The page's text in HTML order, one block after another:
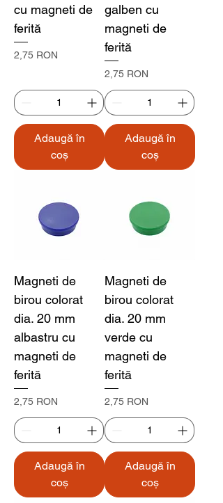
cu magneti de
ferită
Preț
2,75 RON
Adaugă în
coș
galben cu
magneti de
ferită
Preț
2,75 RON
Adaugă în
coș
Magneti de
birou colorat
dia. 20 mm
albastru cu
magneti de
ferită
Preț
2,75 RON
Adaugă în
coș
Magneti de
birou colorat
dia. 20 mm
verde cu
magneti de
ferită
Preț
2,75 RON
Adaugă în
coș